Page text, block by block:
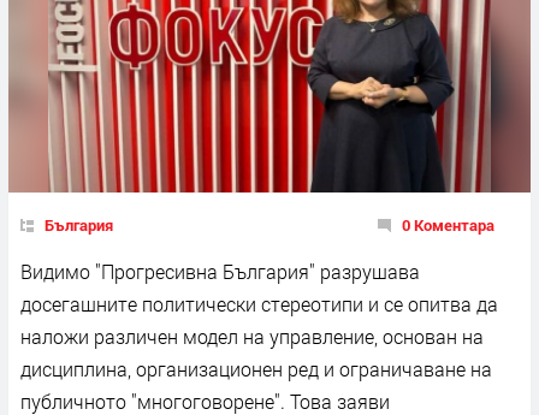
България 0 Коментара
Видимо "Прогресивна България" разрушава
досегашните политически стереотипи и се опитва да
наложи различен модел на управление, основан на
дисциплина, организационен ред и ограничаване на
публичното "многоговорене". Това заяви